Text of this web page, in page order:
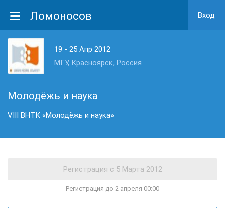
Ломоносов Вход
19 - 25 Апр 2012
МГУ, Красноярск, Россия
Молодёжь и наука
VIII ВНТК «Молодёжь и наука»
Регистрация до 2 апреля 00:00